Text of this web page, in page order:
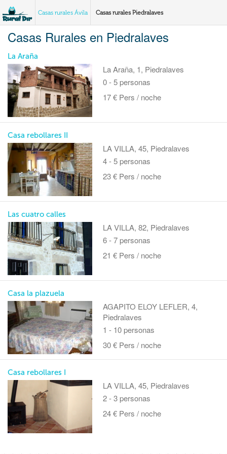
Casas rurales Ávila Casas rurales Piedralaves
Casas Rurales en Piedralaves
La Araña
La Araña, 1, Piedralaves
0 - 5 personas
17 € Pers / noche
Casa rebollares II
LA VILLA, 45, Piedralaves
4 - 5 personas
23 € Pers / noche
Las cuatro calles
LA VILLA, 82, Piedralaves
6 - 7 personas
21 € Pers / noche
Casa la plazuela
AGAPITO ELOY LEFLER, 4,
Piedralaves
1 - 10 personas
30 € Pers / noche
Casa rebollares I
LA VILLA, 45, Piedralaves
2 - 3 personas
24 € Pers / noche